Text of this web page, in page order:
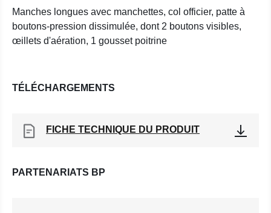
Manches longues avec manchettes, col officier, patte à
boutons-pression dissimulée, dont 2 boutons visibles,
œillets d'aération, 1 gousset poitrine
TÉLÉCHARGEMENTS
FICHE TECHNIQUE DU PRODUIT
PARTENARIATS BP